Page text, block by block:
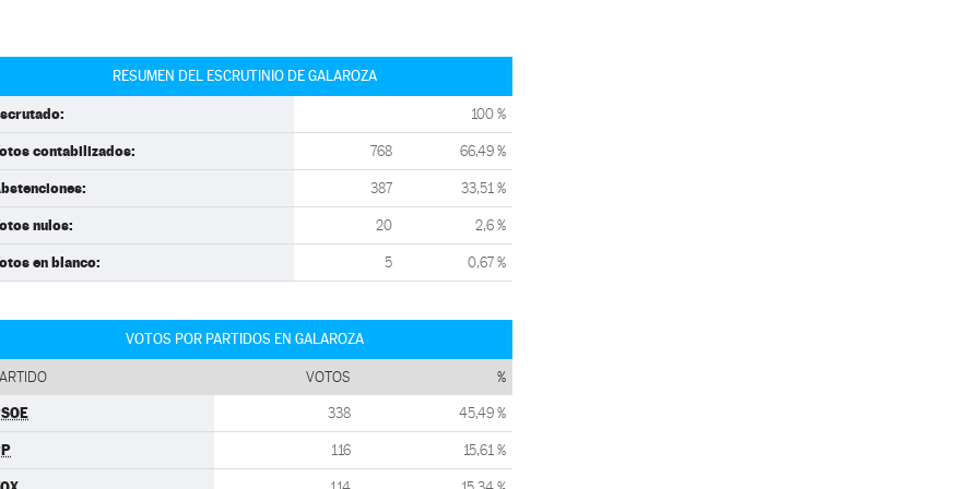
RESUMEN DEL ESCRUTINIO DE GALAROZA
100 %
contabilizados: 768 66,49 %
387 33,51 %
nulos: 20 2,6 %
en blanco: 5 0,67 %
VOTOS POR PARTIDOS EN GALAROZA
VOTOS %
338 45,49 %
116 15,61 %